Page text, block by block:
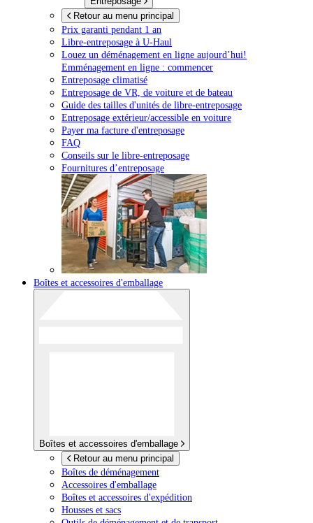
Retour au menu principal
Prix garanti pendant 1 an
Libre-entreposage à U-Haul
Louez un déménagement en ligne aujourd’hui!
Emménagement en ligne : commencer
Entreposage climatisé
Entreposage de VR, de voiture et de bateau
Guide des tailles d'unités de libre-entreposage
Entreposage extérieur/accessible en voiture
Payer ma facture d'entreposage
FAQ
Conseils sur le libre-entreposage
Fournitures d’entreposage
Boîtes et accessoires d'emballage
Boîtes et accessoires d'emballage
Retour au menu principal
Boîtes de déménagement
Accessoires d'emballage
Boîtes et accessoires d'expédition
Housses et sacs